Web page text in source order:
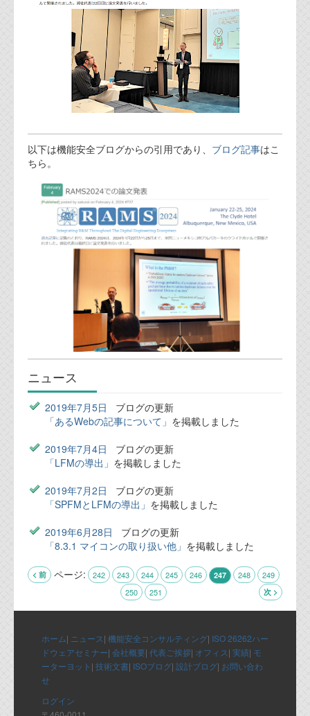
以下は機能安全ブログからの引用であり、 ブログ記事はこ
ちら。
ニュース
2019年7月5日 ブログの更新
「あるWebの記事について」 を掲載しました
2019年7月4日 ブログの更新
「LFMの導出」 を掲載しました
2019年7月2日 ブログの更新
「SPFMとLFMの導出」 を掲載しました
2019年6月28日 ブログの更新
「8.3.1 マイコンの取り扱い他」 を掲載しました
ページ:
< 前 242 243 244 245 246 247 248
249
250
251 次 >
ホーム| ニュース| 機能安全コンサルティング| ISO 26262ハー
ドウェアセミナー| 会社概要| 代表ご挨拶| オフィス| 実績| モ
ーターヨット | 技術文書| ISOブログ| 設計ブログ| お問い合わ
せ
ログイン